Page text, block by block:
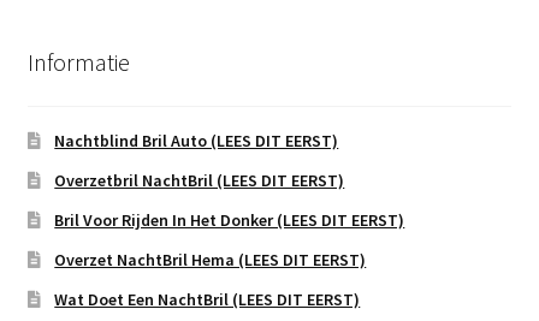
Informatie
Nachtblind Bril Auto (LEES DIT EERST)
Overzetbril NachtBril (LEES DIT EERST)
Bril Voor Rijden In Het Donker (LEES DIT EERST)
Overzet NachtBril Hema (LEES DIT EERST)
Wat Doet Een NachtBril (LEES DIT EERST)